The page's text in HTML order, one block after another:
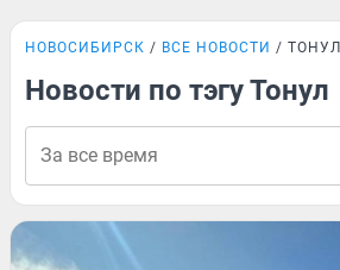
НОВОСИБИРСК ВСЕ НОВОСТИ ТОНУЛ
Новости по тэгу Тонул